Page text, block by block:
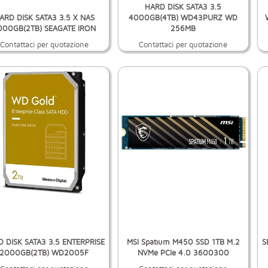
DISK SATA3 3.5 X NAS
SEAGATE IRON
Contattaci per quotazione
HARD DISK SATA3 3.5
4000GB(4TB) WD43PURZ WD
256MB
Contattaci per quotazione
DISK SATA3 3.5 ENTERPRISE
2000GB(2TB) WD2005F
MSI Spatium M450 SSD 1TB M.2
NVMe PCIe 4.0 3600300